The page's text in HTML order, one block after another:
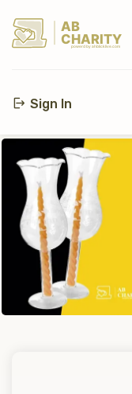
AB
CHARITY
powerd by ahblicklive.com
Sign In